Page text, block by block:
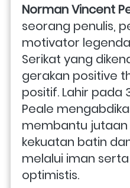
Norman Vincent
seorang penulis,
motivator
Serikat yang
gerakan positive
positif. Lahir pada
Peale
membantu
kekuatan batin
melalui iman
optimistis.